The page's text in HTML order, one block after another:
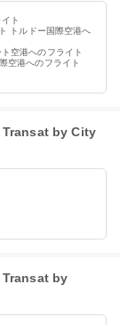
ト
トルドー国際空港へ
空港へのフライト
空港へのフライト
Transat by City
Transat by